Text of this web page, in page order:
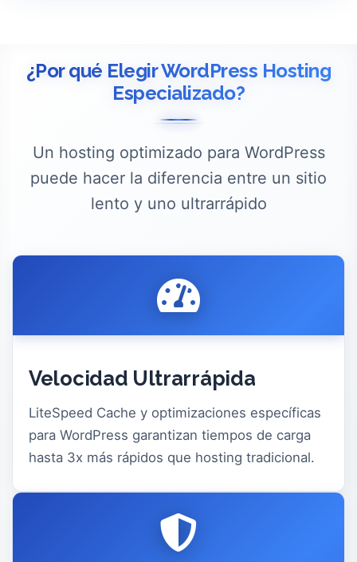
¿Por qué Elegir WordPress Hosting
Especializado?
Un hosting optimizado para WordPress
puede hacer la diferencia entre un sitio
lento y uno ultrarrápido
Velocidad Ultrarrápida
LiteSpeed Cache y optimizaciones específicas
para WordPress garantizan tiempos de carga
hasta 3x más rápidos que hosting tradicional.